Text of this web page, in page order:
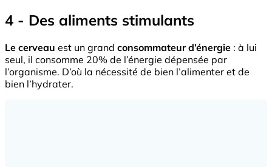
4 - Des aliments stimulants
Le cerveau est un grand consommateur d’énergie : à lui
seul, il consomme 20% de l’énergie dépensée par
l’organisme. D’où la nécessité de bien l’alimenter et de
bien l’hydrater.